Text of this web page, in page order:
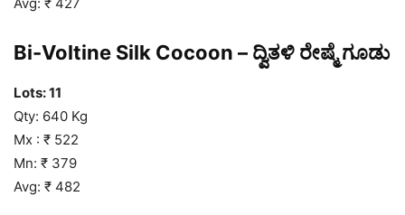
Bi-Voltine Silk Cocoon – ದ್ವಿತಳಿ ರೇಷ್ಮೆ ಗೂಡು
Lots: 11
Qty: 640 Kg
Mx : ₹ 522
Mn: ₹ 379
Avg: ₹ 482